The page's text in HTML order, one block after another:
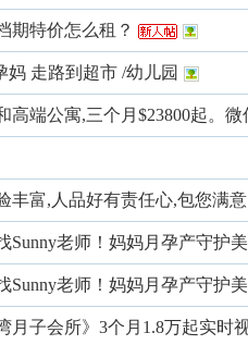
期特价怎么租？
走路到超市 /幼儿园
高端公寓,三个月$23800起。微
丰富,人品好有责任心,包您满
Sunny老师！妈妈月孕产守护
Sunny老师！妈妈月孕产守护
月子会所》3个月1.8万起实时